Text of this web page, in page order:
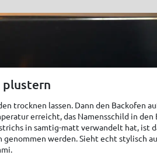
plustern
trocknen lassen. Dann den Backofen
erreicht, das Namensschild in den
in samtig-matt verwandelt hat, ist
genommen werden. Sieht echt stylisch